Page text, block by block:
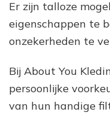
Er zijn talloze
eigenschappen te
onzekerheden te
Bij About You
persoonlijke
van hun handige